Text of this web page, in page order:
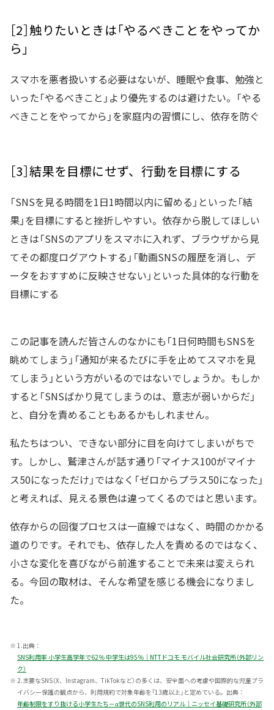
［2］触りたいときは「やるべきことをやってか
ら」
スマホを悪者扱いする必要はないが、睡眠や食事、勉強と
いった「やるべきこと」より優先するのは避けたい。「やる
べきことをやってから」を家庭内の習慣にし、依存を防ぐ
［3］結果を目標にせず、行動を目標にする
「SNSを見る時間を1日1時間以内に留める」といった「結
果」を目標にすると挫折しやすい。依存から脱してほしい
ときは「SNSのアプリをスマホに入れず、ブラウザから見
てその都度ログアウトする」「動画SNSの履歴を消し、デ
ータをおすすめに反映させない」といった具体的な行動を
目標にする
この記事を読んだ皆さんのなかにも「1日何時間もSNSを
眺めてしまう」「通知が来るたびに手を止めてスマホを見
てしまう」という方がいるのではないでしょうか。もしか
すると「SNSばかり見てしまうのは、意志が弱いからだ」
と、自分を責めることもあるかもしれません。
私たちはつい、できない部分に目を向けてしまいがちで
す。しかし、鷲津さんが話す通り「マイナス100がマイナ
ス50になっただけ」ではなく「ゼロからプラス50になった」
と考えれば、見える景色は違ってくるのではと思います。
依存からの回復プロセスは一直線ではなく、時間のかかる
道のりです。それでも、依存した人を責めるのではなく、
小さな変化を喜びながら前進することで未来は変えられ
る。今回の取材は、そんな希望を感じる機会になりまし
た。
※ 1.出典：
SNS利用率 小学生高学年で62％ 中学生は95％｜NTTドコモ モバイル社会研究所（外部リン
ク）
※ 2.主要なSNS（X、Instagram、TikTokなど）の多くは、安全面への考慮や国際的な児童プラ
イバシー保護の観点から、利用規約で対象年齢を「13歳以上」と定めている。出典：
年齢制限をすり抜ける小学生たち－α世代のSNS利用のリアル｜ニッセイ基礎研究所（外部